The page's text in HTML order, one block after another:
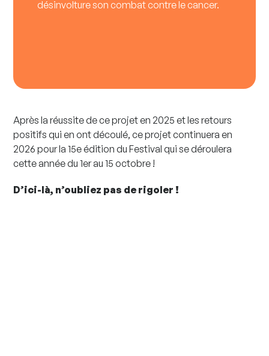
désinvolture son combat contre le cancer.
Après la réussite de ce projet en 2025 et les retours
positifs qui en ont découlé, ce projet continuera en
2026 pour la 15e édition du Festival qui se déroulera
cette année du 1er au 15 octobre !
D’ici-là, n’oubliez pas de rigoler !